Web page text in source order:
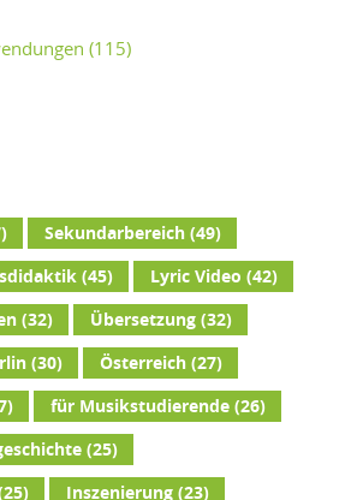
(115)
Sekundarbereich(49)
(45) Lyric Video (42)
(32) Übersetzung(32)
(30) Österreich(27)
für Musikstudierende(26)
(25)
Inszenierung(23)